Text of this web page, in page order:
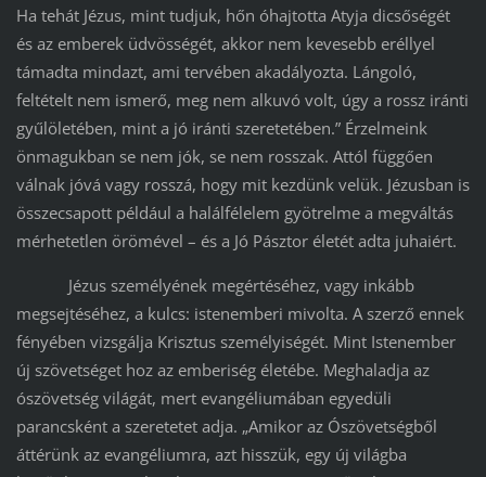
Ha tehát Jézus, mint tudjuk, hőn óhajtotta Atyja dicsőségét
és az emberek üdvösségét, akkor nem kevesebb eréllyel
támadta mindazt, ami tervében akadályozta. Lángoló,
feltételt nem ismerő, meg nem alkuvó volt, úgy a rossz iránti
gyűlöletében, mint a jó iránti szeretetében.” Érzelmeink
önmagukban se nem jók, se nem rosszak. Attól függően
válnak jóvá vagy rosszá, hogy mit kezdünk velük. Jézusban is
összecsapott például a halálfélelem gyötrelme a megváltás
mérhetetlen örömével – és a Jó Pásztor életét adta juhaiért.
Jézus személyének megértéséhez, vagy inkább
megsejtéséhez, a kulcs: istenemberi mivolta. A szerző ennek
fényében vizsgálja Krisztus személyiségét. Mint Istenember
új szövetséget hoz az emberiség életébe. Meghaladja az
ószövetség világát, mert evangéliumában egyedüli
parancsként a szeretetet adja. „Amikor az Ószövetségből
áttérünk az evangéliumra, azt hisszük, egy új világba